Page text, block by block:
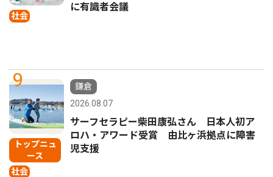
社会
に有識者会議
9
トップニュ
ース
社会
鎌倉
2026.08.07
サーフセラピー柴田康弘さん 日本人初ア
ロハ・アワード受賞 由比ヶ浜拠点に障害
児支援